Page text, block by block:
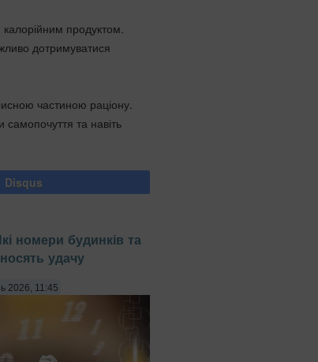
продуктом.
дотримуватися
частиною раціону.
та навіть
Disqus
номери будинків та
удачу
2026, 11:45